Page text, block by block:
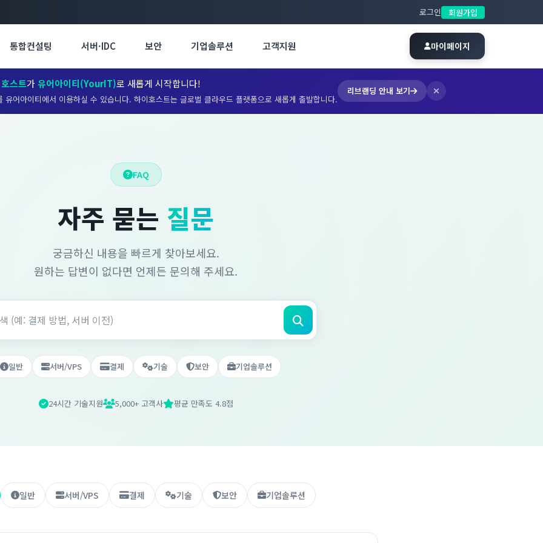
스트가유어아이티(YourIT)로 새롭게 시작합니다!
어아이티에서 이용하실 수 있습니다. 하이호스트는 글로벌 클라우드 플랫폼으로 새롭게 출발합니다.
리브랜딩 안내 보기
로그인 회원가입
통합컨설팅 서버·IDC 보안 기업솔루션 고객지원 마이페이지
FAQ
자주 묻는 질문
궁금하신 내용을 빠르게 찾아보세요.
원하는 답변이 없다면 언제든 문의해 주세요.
일반 서버/VPS 결제 기술 보안 기업솔루션
24시간 기술지원 5,000+ 고객사 평균 만족도 4.8점
일반 서버/VPS 결제 기술 보안 기업솔루션